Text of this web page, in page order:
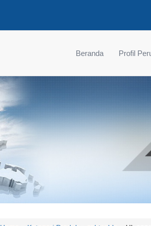
Beranda Profil